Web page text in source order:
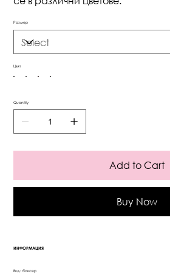
Размер
Цвят
Quantity
Add to Cart
Buy Now
ИНФОРМАЦИЯ
Вид: боксер